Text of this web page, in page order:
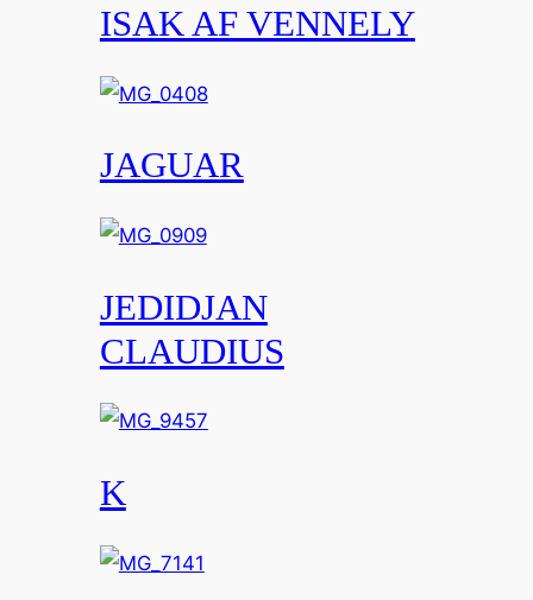
ISAK AF VENNELY
JAGUAR
JEDIDJAN
CLAUDIUS
K